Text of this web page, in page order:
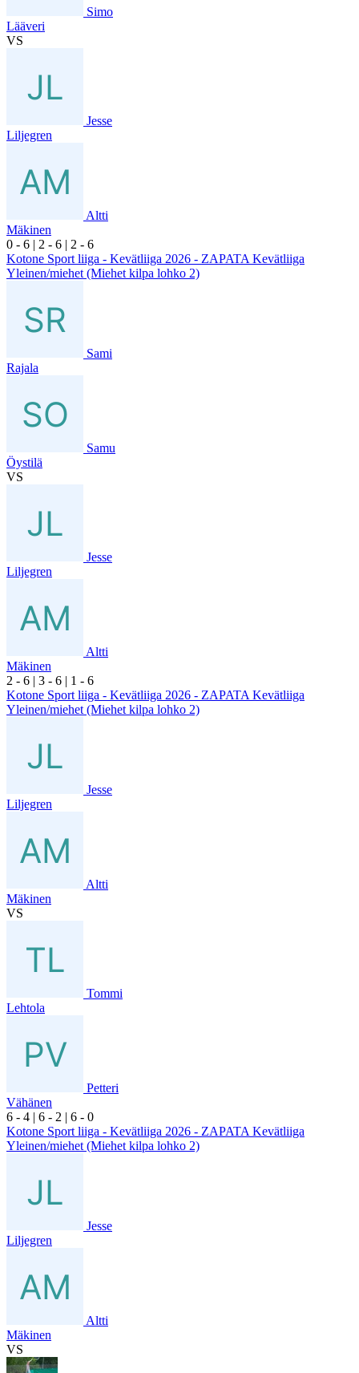
Simo
Lääveri
VS
Jesse
Liljegren
Altti
Mäkinen
0 - 6 | 2 - 6 | 2 - 6
Kotone Sport liiga - Kevätliiga 2026 - ZAPATA Kevätliiga
Yleinen/miehet (Miehet kilpa lohko 2)
Sami
Rajala
Samu
Öystilä
VS
Jesse
Liljegren
Altti
Mäkinen
2 - 6 | 3 - 6 | 1 - 6
Kotone Sport liiga - Kevätliiga 2026 - ZAPATA Kevätliiga
Yleinen/miehet (Miehet kilpa lohko 2)
Jesse
Liljegren
Altti
Mäkinen
VS
Tommi
Lehtola
Petteri
Vähänen
6 - 4 | 6 - 2 | 6 - 0
Kotone Sport liiga - Kevätliiga 2026 - ZAPATA Kevätliiga
Yleinen/miehet (Miehet kilpa lohko 2)
Jesse
Liljegren
Altti
Mäkinen
VS